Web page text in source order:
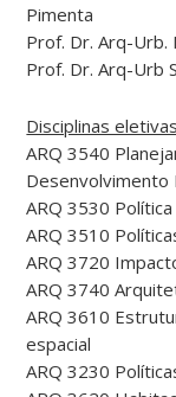
Pimenta
Prof. Dr. Arq-Urb.
Prof. Dr. Arq-Urb
Disciplinas
ARQ 3540
Desenvolvimento
ARQ 3530
ARQ 3510
ARQ 3720
ARQ 3740
ARQ 3610
espacial
ARQ 3230